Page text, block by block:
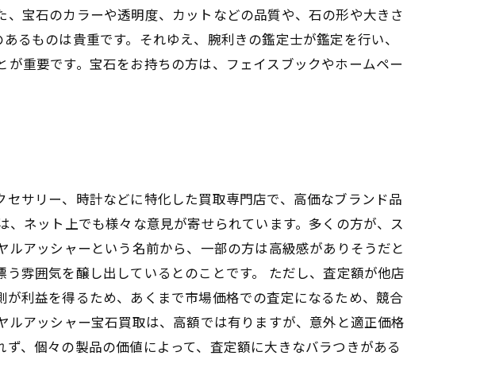
宝石のカラーや透明度、カットなどの品質や、石の形や大きさ
るものは貴重です。それゆえ、腕利きの鑑定士が鑑定を行い、
重要です。宝石をお持ちの方は、フェイスブックやホームペー
サリー、時計などに特化した買取専門店で、高価なブランド品
ネット上でも様々な意見が寄せられています。多くの方が、ス
アッシャーという名前から、一部の方は高級感がありそうだと
雰囲気を醸し出しているとのことです。 ただし、査定額が他店
利益を得るため、あくまで市場価格での査定になるため、競合
アッシャー宝石買取は、高額では有りますが、意外と適正価格
、個々の製品の価値によって、査定額に大きなバラつきがある